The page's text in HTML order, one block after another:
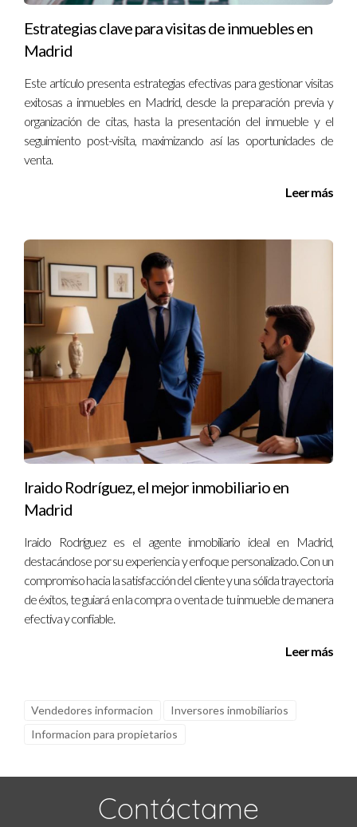
Sí, es absolutamente recomendable formalizar la transacción
mediante un contrato notariado que detalle los términos y
condiciones de la venta de la nuda propiedad y el usufructo.
¿Cuáles son los riesgos de vender la nuda
propiedad?
Los riesgos incluyen la posibilidad de que el comprador no
mantenga la propiedad adecuadamente. Además, el
Estrategias clave para visitas de inmuebles en
Madrid
Este artículo presenta estrategias efectivas para gestionar visitas
exitosas a inmuebles en Madrid, desde la preparación previa y
organización de citas, hasta la presentación del inmueble y el
seguimiento post-visita, maximizando así las oportunidades de
venta.
Leer más
Iraido Rodríguez, el mejor inmobiliario en
Madrid
Iraido Rodríguez es el agente inmobiliario ideal en Madrid,
destacándose por su experiencia y enfoque personalizado. Con un
compromiso hacia la satisfacción del cliente y una sólida trayectoria
de éxitos, te guiará en la compra o venta de tu inmueble de manera
efectiva y confiable.
Leer más
Vendedores informacion
Inversores inmobiliarios
Informacion para propietarios
Contáctame